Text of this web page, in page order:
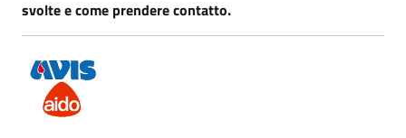
svolte e come prendere contatto.